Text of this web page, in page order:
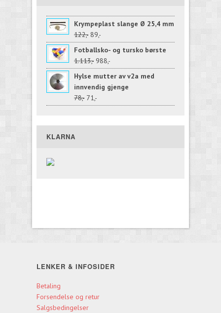
Krympeplast slange Ø 25,4 mm
122,- 89,-
Fotballsko- og tursko børste
1.113,- 988,-
Hylse mutter av v2a med
innvendig gjenge
78,- 71,-
KLARNA
LENKER & INFOSIDER
Betaling
Forsendelse og retur
Salgsbedingelser